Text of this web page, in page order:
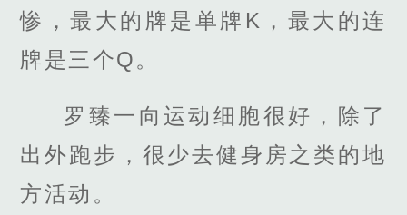
惨，最大的牌是单牌K，最大的连
牌是三个Q。
罗臻一向运动细胞很好，除了
出外跑步，很少去健身房之类的地
方活动。